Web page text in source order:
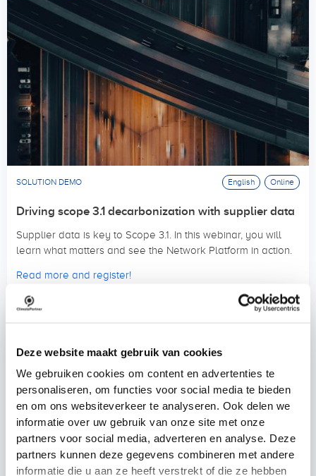
Deze website maakt gebruik van cookies
We gebruiken cookies om content en advertenties te
personaliseren, om functies voor social media te bieden
en om ons websiteverkeer te analyseren. Ook delen we
informatie over uw gebruik van onze site met onze
partners voor social media, adverteren en analyse. Deze
partners kunnen deze gegevens combineren met andere
informatie die u aan ze heeft verstrekt of die ze hebben
SOLUTION DEMO English Online
Driving scope 3.1 decarbonization with supplier data
Supplier data is key to Scope 3.1. In this webinar, you will
learn what matters and see the Network Platform in action.
Read more and register!
24.09.2026 10:00 AM BST